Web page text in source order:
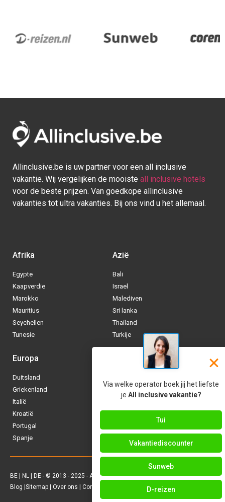
Allinclusive.be is uw partner voor een all inclusive
vakantie. Wij vergelijken de mooiste all inclusive hotels
voor de beste prijzen. Van goedkope allinclusive
vakanties tot ultra vakanties. Bij ons vind u het allemaal.
Afrika
Egypte
Kaapverdie
Marokko
Mauritius
Seychellen
Tunesie
Azië
Bali
Israel
Malediven
Sri lanka
Thailand
Turkije
Europa
Duitsland
Griekenland
Italië
Kroatië
Portugal
Spanje
Caraïben
BE NL DE - © 2013 - 2025 - Alle rechten voorbehouden
Blog Sitemap Over ons Contact | Allinclusive.be
Via welke operator boek jij het liefste
je All inclusive vakantie?
Tui
Vakantiediscounter
Sunweb
D-reizen